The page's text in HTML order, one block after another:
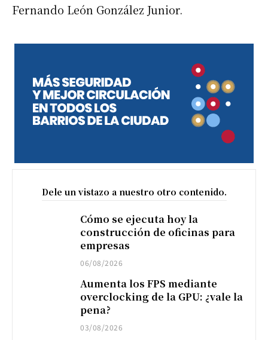
Fernando León González Junior.
Dele un vistazo a nuestro otro contenido.
Cómo se ejecuta hoy la
construcción de oficinas para
empresas
06/08/2026
Aumenta los FPS mediante
overclocking de la GPU: ¿vale la
pena?
03/08/2026